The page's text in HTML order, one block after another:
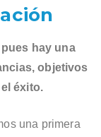
hay una
objetivos
éxito.
una primera